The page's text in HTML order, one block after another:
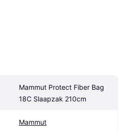
Mammut Protect Fiber Bag
18C Slaapzak 210cm
Mammut